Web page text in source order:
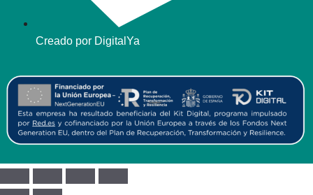
Creado por DigitalYa